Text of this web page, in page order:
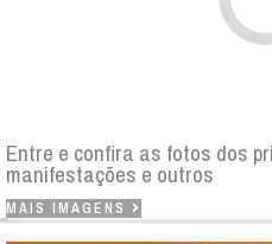
Entre e confira as fotos dos
manifestações e outros
MAIS IMAGENS